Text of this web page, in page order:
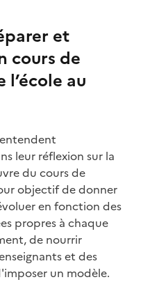
et
cours de
l’école au
leur réflexion sur la
du cours de
objectif de donner
en fonction des
propres à chaque
de nourrir
et des
un modèle.